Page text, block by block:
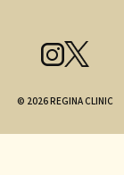
© 2026 REGINA CLINIC